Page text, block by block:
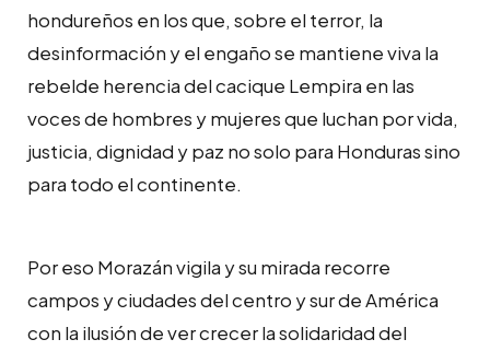
hondureños en los que, sobre el terror, la
desinformación y el engaño se mantiene viva la
rebelde herencia del cacique Lempira en las
voces de hombres y mujeres que luchan por vida,
justicia, dignidad y paz no solo para Honduras sino
para todo el continente.
Por eso Morazán vigila y su mirada recorre
campos y ciudades del centro y sur de América
con la ilusión de ver crecer la solidaridad del